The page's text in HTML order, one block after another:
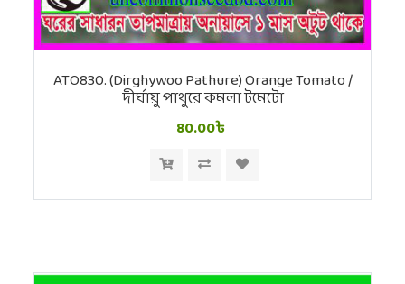
ATO830. (Dirghywoo Pathure) Orange Tomato /
দীর্ঘায়ু পাথুরে কমলা টমেটো
80.00৳